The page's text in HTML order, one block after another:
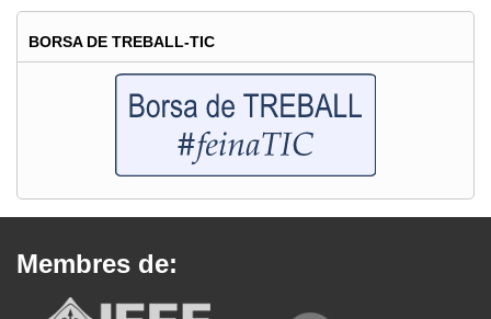
BORSA DE TREBALL-TIC
Membres de: